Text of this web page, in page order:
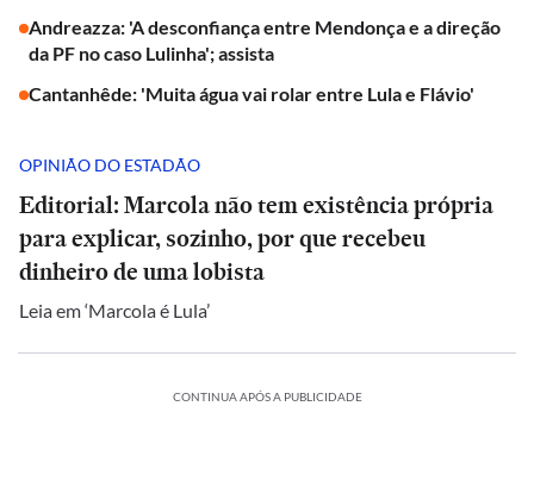
Andreazza: 'A desconfiança entre Mendonça e a direção
da PF no caso Lulinha'; assista
Cantanhêde: 'Muita água vai rolar entre Lula e Flávio'
OPINIÃO DO ESTADÃO
Editorial: Marcola não tem existência própria
para explicar, sozinho, por que recebeu
dinheiro de uma lobista
Leia em ‘Marcola é Lula’
CONTINUA APÓS A PUBLICIDADE